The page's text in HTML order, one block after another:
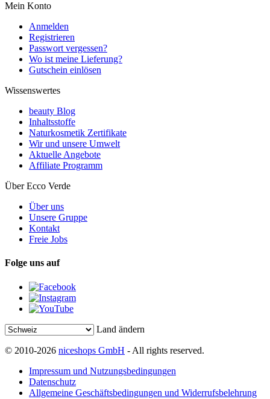
Mein Konto
Anmelden
Registrieren
Passwort vergessen?
Wo ist meine Lieferung?
Gutschein einlösen
Wissenswertes
beauty Blog
Inhaltsstoffe
Naturkosmetik Zertifikate
Wir und unsere Umwelt
Aktuelle Angebote
Affiliate Programm
Über Ecco Verde
Über uns
Unsere Gruppe
Kontakt
Freie Jobs
Folge uns auf
Land ändern
© 2010-2026 niceshops GmbH - All rights reserved.
Impressum und Nutzungsbedingungen
Datenschutz
Allgemeine Geschäftsbedingungen und Widerrufsbelehrung